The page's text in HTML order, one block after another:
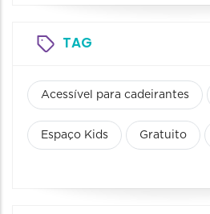
TAG
Acessível para cadeirantes
Espaço Kids Gratuito